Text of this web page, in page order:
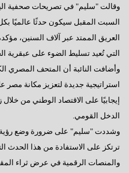
وقالت "سليم" في تصريحات صحفية
السبت المقبل سيكون حدثًا عالميًا
العريق الممتد عبر آلاف السنين،
التي تُعيد تسليط الضوء على عبقرية
وأضافت النائبة أن المتحف المصري
استراتيجية جديدة لتعزيز مكانة
إيجابيًا على الاقتصاد الوطني من
الدخل القومي.
وشددت "سليم" على ضرورة وضع رؤية
ترتكز على الاستفادة من هذا الحدث
والمنصات الرقمية في عرض ثراء